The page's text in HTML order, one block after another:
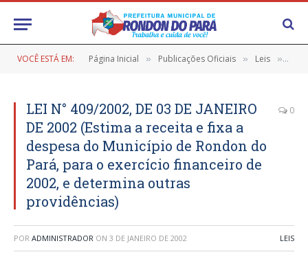
VOCÊ ESTÁ EM: Página Inicial » Publicações Oficiais » Leis »
LEI N° 409/2002, DE 03 DE JANEIRO
DE 2002 (Estima a receita e fixa a
despesa do Município de Rondon do
Pará, para o exercício financeiro de
2002, e determina outras
providências)
0
POR ADMINISTRADOR ON 3 DE JANEIRO DE 2002 LEIS